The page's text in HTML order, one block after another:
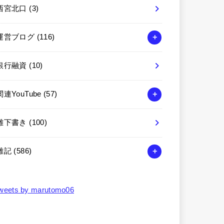
宮北口 (3)
営ブログ (116)
行融資 (10)
連YouTube (57)
下書き (100)
記 (586)
by marutomo06